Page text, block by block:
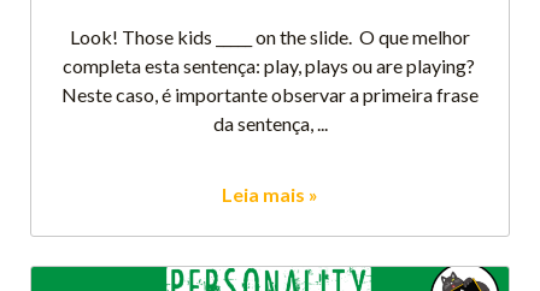
Look! Those kids _____ on the slide. O que melhor
completa esta sentença: play, plays ou are playing?
Neste caso, é importante observar a primeira frase
da sentença,
Leia mais »